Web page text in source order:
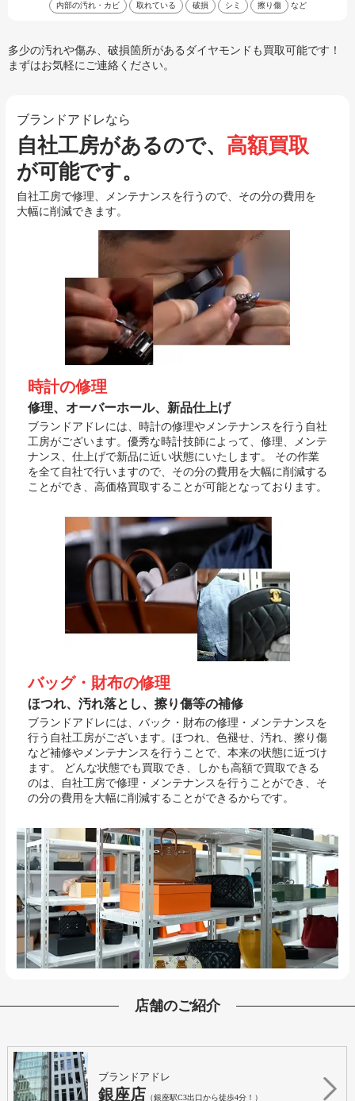
内部の汚れ・カビ 取れている 破損 シミ 擦り傷 など
多少の汚れや傷み、破損箇所があるダイヤモンドも買取可能です！
まずはお気軽にご連絡ください。
ブランドアドレなら
自社工房があるので、 高額買取
が可能です。
自社工房で修理、メンテナンスを行うので、その分の費用を
大幅に削減できます。
時計の修理
修理、オーバーホール、新品仕上げ
ブランドアドレには、時計の修理やメンテナンスを行う自社
工房がございます。優秀な時計技師によって、修理、メンテ
ナンス、仕上げで新品に近い状態にいたします。 その作業
を全て自社で行いますので、その分の費用を大幅に削減する
ことができ、高価格買取することが可能となっております。
バッグ・財布の修理
ほつれ、汚れ落とし、擦り傷等の補修
ブランドアドレには、バック・財布の修理・メンテナンスを
行う自社工房がございます。ほつれ、色褪せ、汚れ、擦り傷
など補修やメンテナンスを行うことで、本来の状態に近づけ
ます。 どんな状態でも買取でき、しかも高額で買取できる
のは、自社工房で修理・メンテナンスを行うことができ、そ
の分の費用を大幅に削減することができるからです。
店舗のご紹介
ブランドアドレ
銀座店 （銀座駅C3出口から徒歩4分！）